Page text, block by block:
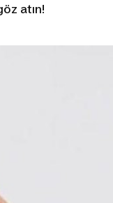
atın!